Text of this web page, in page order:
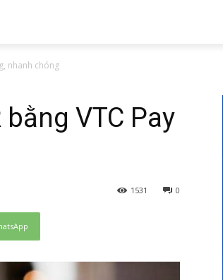
nhanh chóng
VTC Pay
0
1531